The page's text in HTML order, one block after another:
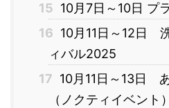
15 10月7日～10日 プ
16 10月11日～12日
ィバル2025
17 10月11日～13日
（ノクティイベント）